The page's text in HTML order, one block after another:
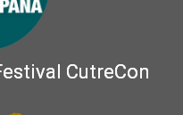
CutreCon